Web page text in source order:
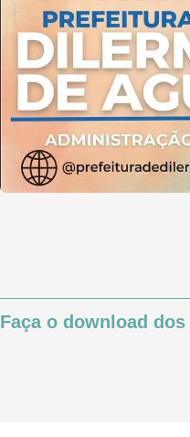
Faça o download